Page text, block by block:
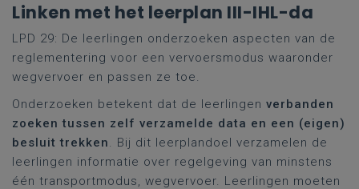
Linken met het leerplan III-IHL-da
LPD 29: De leerlingen onderzoeken aspecten van de
reglementering voor een vervoersmodus waaronder
wegvervoer en passen ze toe.
Onderzoeken betekent dat de leerlingen verbanden
zoeken tussen zelf verzamelde data en een (eigen)
besluit trekken. Bij dit leerplandoel verzamelen de
leerlingen informatie over regelgeving van minstens
één transportmodus, wegvervoer. Leerlingen moeten